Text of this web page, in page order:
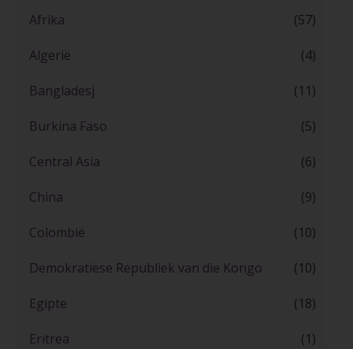
Afrika (57)
Algerië (4)
Bangladesj (11)
Burkina Faso (5)
Central Asia (6)
China (9)
Colombië (10)
Demokratiese Republiek van die Kongo (10)
Egipte (18)
Eritrea (1)